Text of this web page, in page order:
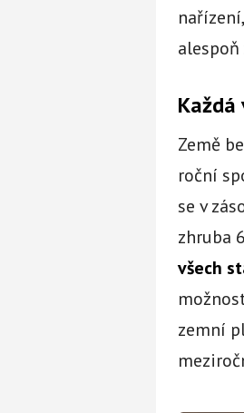
Každá
Země
roční
se v
zhruba
všech
zemní